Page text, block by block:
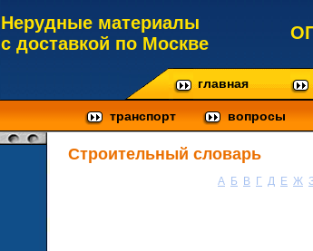
Нерудные материалы
с доставкой по Москве
главная
транспорт вопросы
Строительный словарь
А Б В Г Д Е Ж